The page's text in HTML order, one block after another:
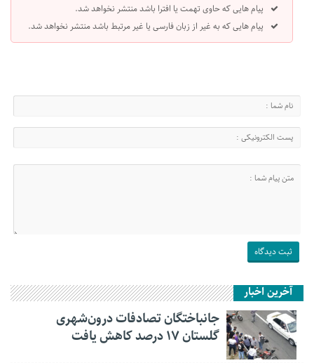
پیام هایی که حاوی تهمت یا افترا باشد منتشر نخواهد شد.
پیام هایی که به غیر از زبان فارسی یا غیر مرتبط باشد منتشر نخواهد شد.
آخرین اخبار
جانباختگان تصادفات درون‌شهری
گلستان ۱۷ درصد کاهش یافت